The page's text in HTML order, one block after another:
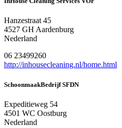
Hanzestraat 45
4527 GH Aardenburg
Nederland
06 23499260
http://inhousecleaning.nl/home.html
SchoonmaakBedrijf SFDN
Expeditieweg 54
4501 WC Oostburg
Nederland